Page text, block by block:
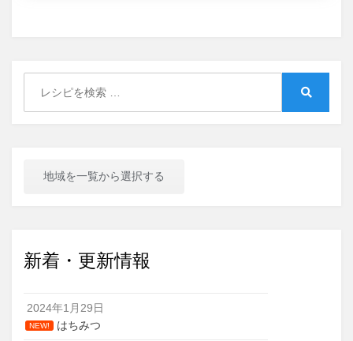
地域を一覧から選択する
新着・更新情報
2024年1月29日
NEW! はちみつ